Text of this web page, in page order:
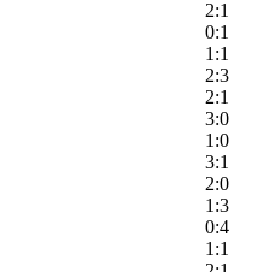
2:1
0:1
1:1
2:3
2:1
3:0
1:0
3:1
2:0
1:3
0:4
1:1